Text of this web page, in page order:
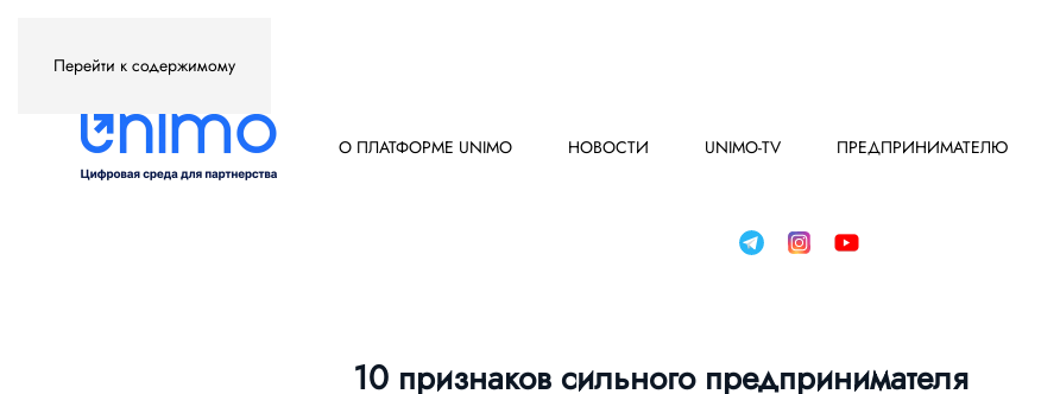
Перейти к содержимому
О ПЛАТФОРМЕ UNIMO НОВОСТИ UNIMO-TV ПРЕДПРИНИМАТЕЛЮ
10 признаков сильного предпринимателя